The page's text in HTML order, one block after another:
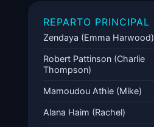
REPARTO PRINCIPAL
Zendaya (Emma Harwood)
Robert Pattinson (Charlie
Thompson)
Mamoudou Athie (Mike)
Alana Haim (Rachel)